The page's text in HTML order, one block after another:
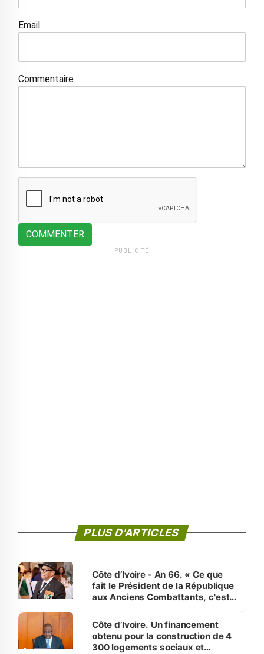
Email
Commentaire
COMMENTER
PUBLICITÉ
PLUS D'ARTICLES
Côte d’Ivoire - An 66. « Ce que
fait le Président de la République
aux Anciens Combattants, c'est
Côte d’Ivoire. Un financement
obtenu pour la construction de 4
300 logements sociaux et